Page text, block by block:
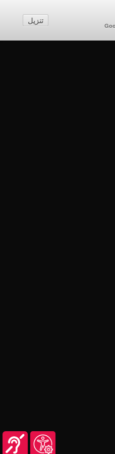
تنزيل